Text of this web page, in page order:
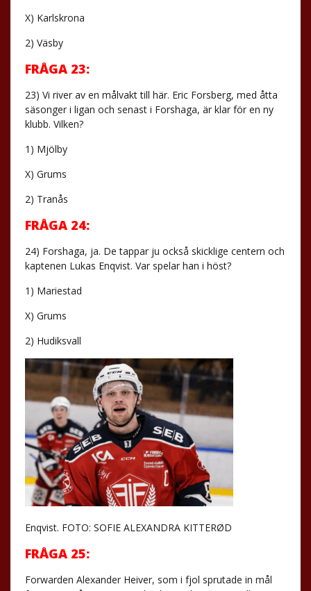
X) Karlskrona
2) Väsby
FRÅGA 23:
23) Vi river av en målvakt till här. Eric Forsberg, med åtta
säsonger i ligan och senast i Forshaga, är klar för en ny
klubb. Vilken?
1) Mjölby
X) Grums
2) Tranås
FRÅGA 24:
24) Forshaga, ja. De tappar ju också skicklige centern och
kaptenen Lukas Enqvist. Var spelar han i höst?
1) Mariestad
X) Grums
2) Hudiksvall
Enqvist. FOTO: SOFIE ALEXANDRA KITTERØD
FRÅGA 25:
Forwarden Alexander Heiver, som i fjol sprutade in mål